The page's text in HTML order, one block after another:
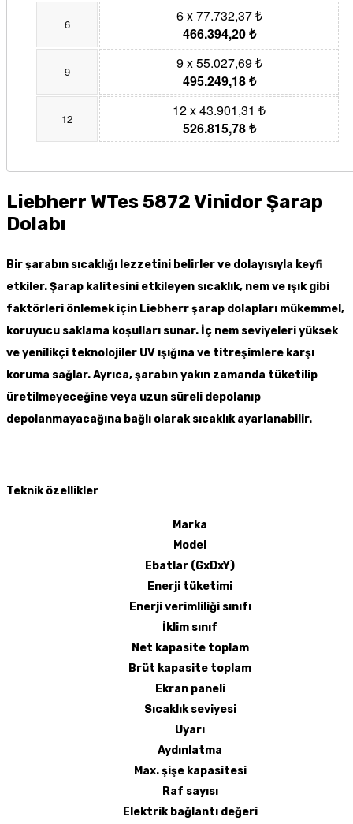
6
6 x 77.732,37 ₺
466.394,20 ₺
9
9 x 55.027,69 ₺
495.249,18 ₺
12
12 x 43.901,31 ₺
526.815,78 ₺
Liebherr WTes 5872 Vinidor Şarap
Dolabı
Bir şarabın sıcaklığı lezzetini belirler ve dolayısıyla keyfi
etkiler. Şarap kalitesini etkileyen sıcaklık, nem ve ışık gibi
faktörleri önlemek için Liebherr şarap dolapları mükemmel,
koruyucu saklama koşulları sunar. İç nem seviyeleri yüksek
ve yenilikçi teknolojiler UV ışığına ve titreşimlere karşı
koruma sağlar. Ayrıca, şarabın yakın zamanda tüketilip
üretilmeyeceğine veya uzun süreli depolanıp
depolanmayacağına bağlı olarak sıcaklık ayarlanabilir.
Teknik özellikler
Marka
Model
Ebatlar (GxDxY)
Enerji tüketimi
Enerji verimliliği sınıfı
İklim sınıf
Net kapasite toplam
Brüt kapasite toplam
Ekran paneli
Sıcaklık seviyesi
Uyarı
Aydınlatma
Max. şişe kapasitesi
Raf sayısı
Elektrik bağlantı değeri